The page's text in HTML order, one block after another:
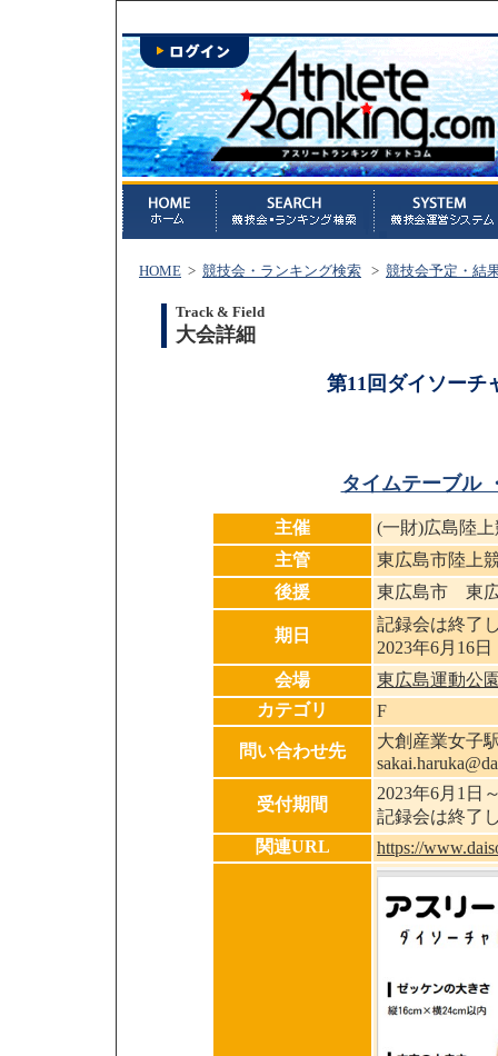
HOME > 競技会・ランキング検索 > 競技会予定・結
Track & Field
大会詳細
第11回ダイソーチ
タイムテーブル
主催
(一財)広島陸
主管
東広島市陸上
後援
東広島市 東
期日
記録会は終了
2023年6月16日
会場
東広島運動公
カテゴリ
F
問い合わせ先
大創産業女子
受付期間
2023年6月1日
記録会は終了
関連URL
https://